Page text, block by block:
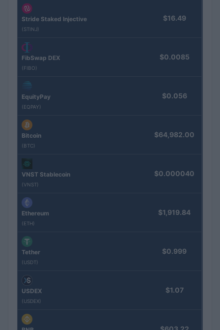
Stride Staked Injective
(STINJ)
$16.49
FibSwap DEX
(FIBO)
$0.0085
EquityPay
(EQPAY)
$0.056
Bitcoin
(BTC)
$64,982.00
VNST Stablecoin
(VNST)
$0.000040
Ethereum
(ETH)
$1,919.84
Tether
(USDT)
$0.999
USDEX
(USDEX)
$1.07